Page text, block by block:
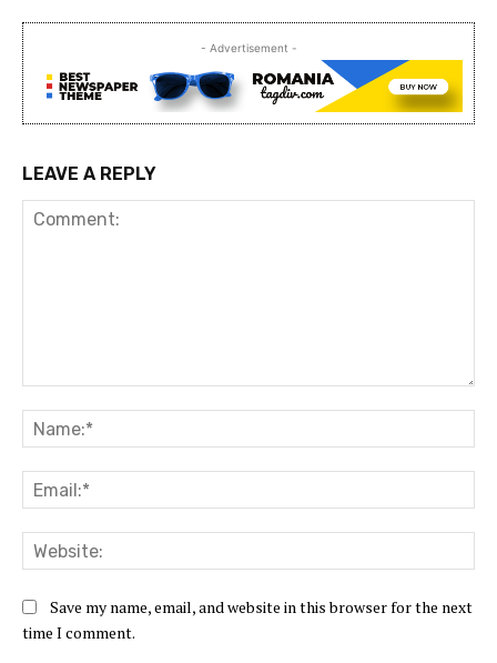
- Advertisement -
LEAVE A REPLY
Save my name, email, and website in this browser for the next
time I comment.